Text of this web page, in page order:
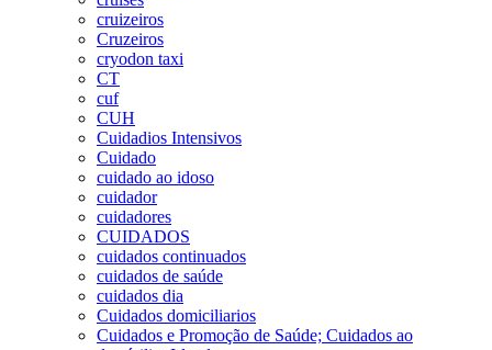
cruizeiros
Cruzeiros
cryodon taxi
CT
cuf
CUH
Cuidadios Intensivos
Cuidado
cuidado ao idoso
cuidador
cuidadores
CUIDADOS
cuidados continuados
cuidados de saúde
cuidados dia
Cuidados domiciliarios
Cuidados e Promoção de Saúde; Cuidados ao